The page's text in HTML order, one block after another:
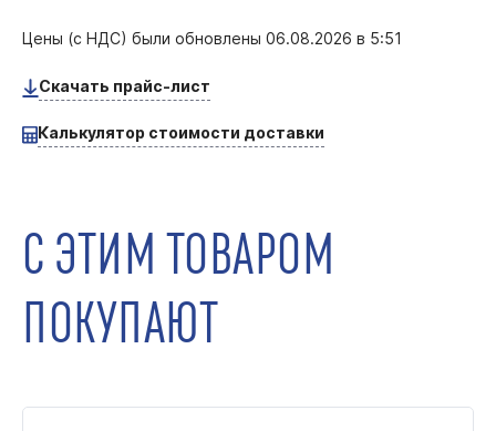
Цены (с НДС) были обновлены 06.08.2026 в 5:51
Скачать прайс-лист
Калькулятор стоимости доставки
С ЭТИМ ТОВАРОМ
ПОКУПАЮТ